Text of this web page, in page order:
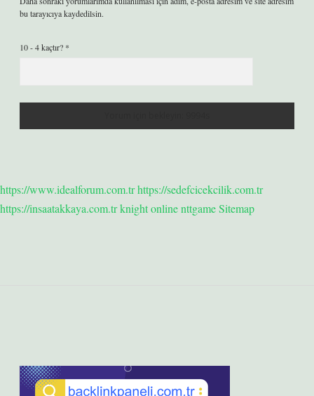
bu tarayıcıya kaydedilsin.
10 - 4 kaçtır? *
https://www.idealforum.com.trhttps://sedefcicekcilik.com.tr
https://insaatakkaya.com.trknight onlinenttgameSitemap